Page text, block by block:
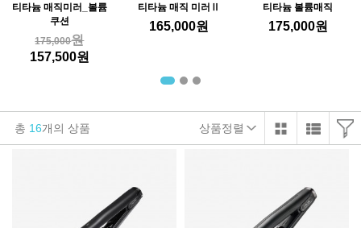
티타늄 매직미러_볼륨
쿠션
175,000원
157,500원
티타늄 매직 미러Ⅱ
165,000원
티타늄 볼륨매직
175,000원
총 16개의 상품 상품정렬